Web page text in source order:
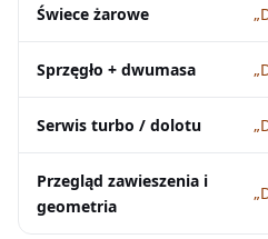
Świece żarowe
Sprzęgło + dwumasa
Serwis turbo / dolotu
Przegląd zawieszenia i
geometria